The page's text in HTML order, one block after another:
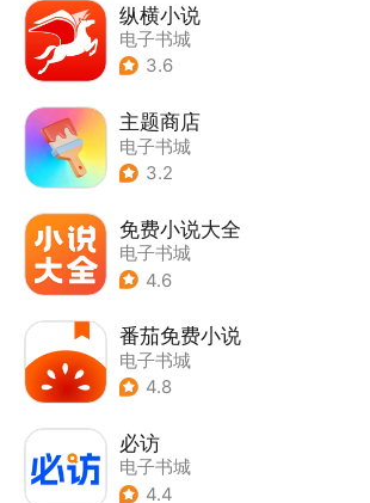
纵横小说
电子书城
3.6
主题商店
电子书城
3.2
免费小说大全
电子书城
4.6
番茄免费小说
电子书城
4.8
必访
电子书城
4.4